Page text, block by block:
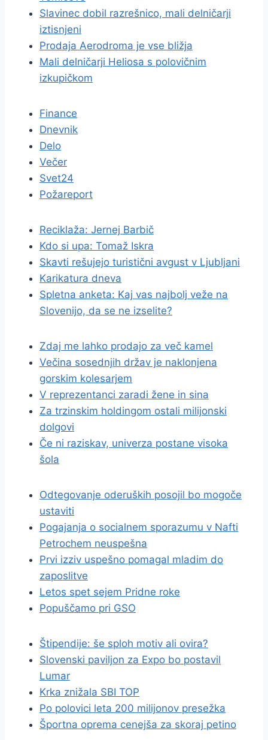
Slavinec dobil razrešnico, mali delničarji
iztisnjeni
Prodaja Aerodroma je vse bližja
Mali delničarji Heliosa s polovičnim
izkupičkom
Finance
Dnevnik
Delo
Večer
Svet24
Požareport
Reciklaža: Jernej Barbič
Kdo si upa: Tomaž Iskra
Skavti rešujejo turistični avgust v Ljubljani
Karikatura dneva
Spletna anketa: Kaj vas najbolj veže na
Slovenijo, da se ne izselite?
Zdaj me lahko prodajo za več kamel
Večina sosednjih držav je naklonjena
gorskim kolesarjem
V reprezentanci zaradi žene in sina
Za trzinskim holdingom ostali milijonski
dolgovi
Če ni raziskav, univerza postane visoka
šola
Odtegovanje oderuških posojil bo mogoče
ustaviti
Pogajanja o socialnem sporazumu v Nafti
Petrochem neuspešna
Prvi izziv uspešno pomagal mladim do
zaposlitve
Letos spet sejem Pridne roke
Popuščamo pri GSO
Štipendije: še sploh motiv ali ovira?
Slovenski paviljon za Expo bo postavil
Lumar
Krka znižala SBI TOP
Po polovici leta 200 milijonov presežka
Športna oprema cenejša za skoraj petino